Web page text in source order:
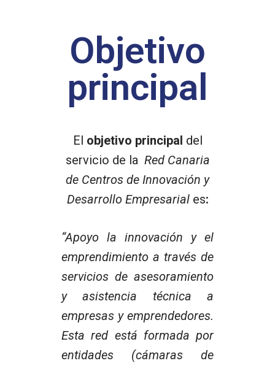
Objetivo
principal
El objetivo principal del
servicio de la Red Canaria
de Centros de Innovación y
Desarrollo Empresariales:
“Apoyo la innovación y el
emprendimiento a través de
servicios de asesoramiento
y asistencia técnica a
empresas y emprendedores.
Esta red está formada por
entidades (cámaras de